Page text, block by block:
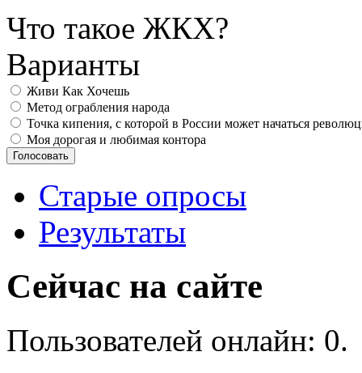
Что такое ЖКХ?
Варианты
Живи Как Хочешь
Метод ограбления народа
Точка кипения, с которой в России может начаться
Моя дорогая и любимая контора
Старые опросы
Результаты
Сейчас на сайте
Пользователей онлайн: 0.